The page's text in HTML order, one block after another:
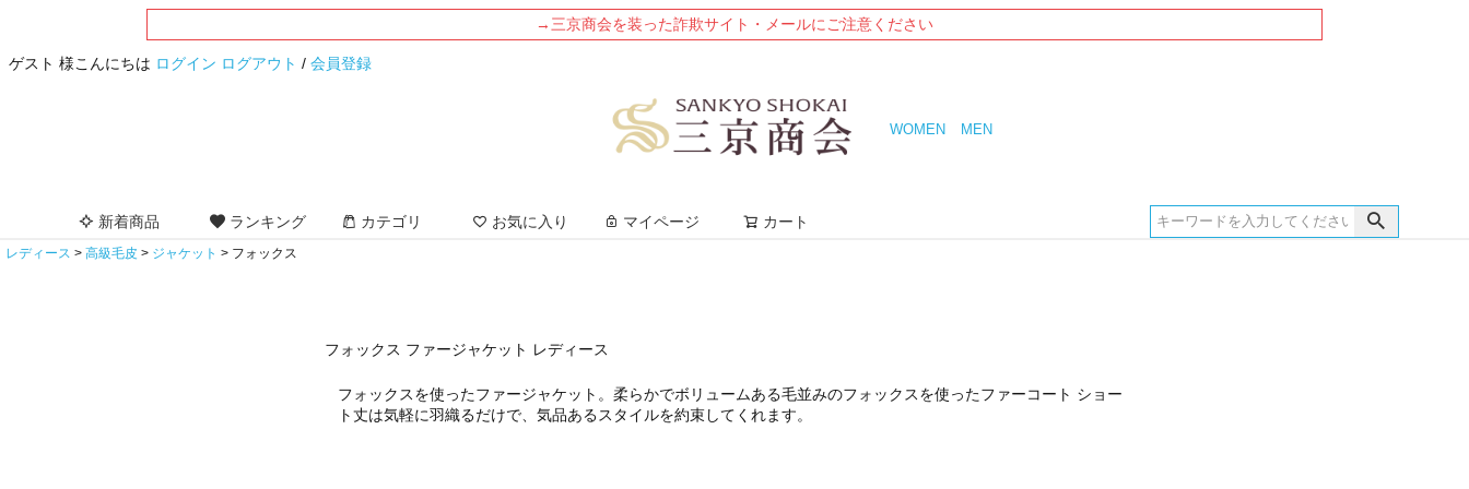
→三京商会を装った詐欺サイト・メールにご注意ください
ゲスト 様こんにちは ログイン ログアウト / 会員登録
WOMEN MEN
新着商品 ランキング カテゴリ お気に入り マイページ カート
レディース 高級毛皮 ジャケット フォックス
フォックス ファージャケット レディース
フォックスを使ったファージャケット。柔らかでボリュームある毛並みのフォックスを使ったファーコート ショー
ト丈は気軽に羽織るだけで、気品あるスタイルを約束してくれます。